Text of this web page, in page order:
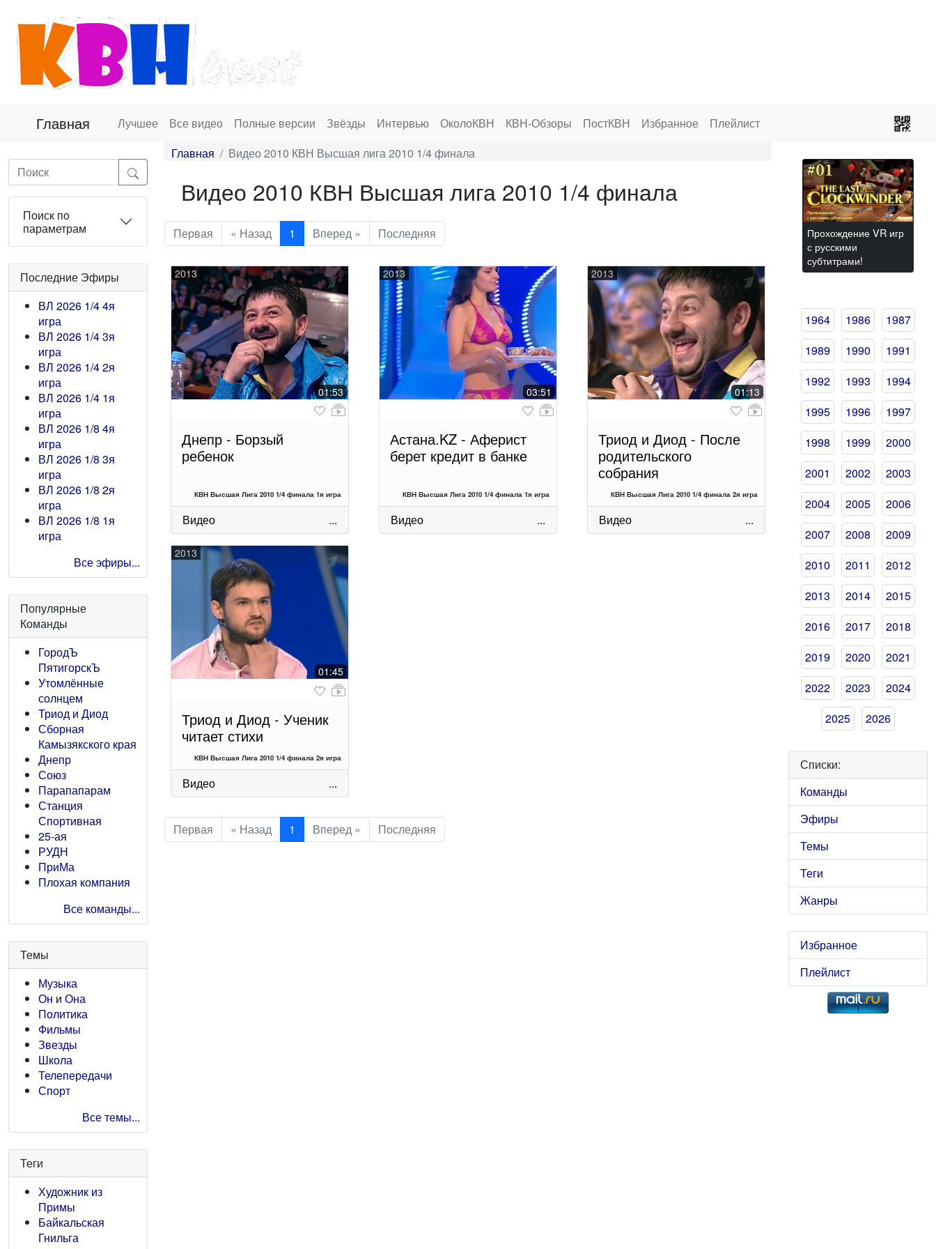
Главная Лучшее Все видео Полные версии Звёзды Интервью ОколоКВН КВН-Обзоры ПостКВН Избранное Плейлист
Поиск по
параметрам
Последние Эфиры
ВЛ 2026 1/4 4я
игра
ВЛ 2026 1/4 3я
игра
ВЛ 2026 1/4 2я
игра
ВЛ 2026 1/4 1я
игра
ВЛ 2026 1/8 4я
игра
ВЛ 2026 1/8 3я
игра
ВЛ 2026 1/8 2я
игра
ВЛ 2026 1/8 1я
игра
Все эфиры...
Популярные
Команды
ГородЪ
ПятигорскЪ
Утомлённые
солнцем
Триод и Диод
Сборная
Камызякского края
Днепр
Союз
Парапапарам
Станция
Спортивная
25-ая
РУДН
ПриМа
Плохая компания
Все команды...
Темы
Музыка
Он и Она
Политика
Фильмы
Звезды
Школа
Телепередачи
Спорт
Все темы...
Теги
Художник из
Примы
Байкальская
Гнильга
Главная Видео 2010 КВН Высшая лига 2010 1/4 финала
Видео 2010 КВН Высшая лига 2010 1/4 финала
Первая « Назад 1 Вперед » Последняя
2013
01:53
Днепр - Борзый
ребенок
КВН Высшая Лига 2010 1/4 финала 1я игра
Видео ...
2013
03:51
Астана.KZ - Аферист
берет кредит в банке
КВН Высшая Лига 2010 1/4 финала 1я игра
Видео ...
2013
01:13
Триод и Диод - После
родительского
собрания
КВН Высшая Лига 2010 1/4 финала 2я игра
Видео ...
2013
01:45
Триод и Диод - Ученик
читает стихи
КВН Высшая Лига 2010 1/4 финала 2я игра
Видео ...
Первая « Назад 1 Вперед » Последняя
Прохождение VR игр
с русскими
субтитрами!
1964 1986
1987
1989
1990
1991
1992
1993
1994
1995
1996
1997
1998
1999
2000
2001
2002
2003
2004
2005
2006
2007
2008
2009
2010
2011
2012
2013
2014
2015
2016
2017
2018
2019
2020
2021
2022
2023
2024
2025
2026
Списки:
Команды
Эфиры
Темы
Теги
Жанры
Избранное
Плейлист